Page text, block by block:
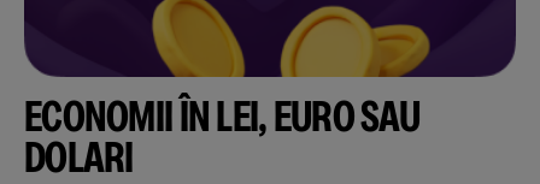
ECONOMII ÎN LEI, EURO SAU
DOLARI